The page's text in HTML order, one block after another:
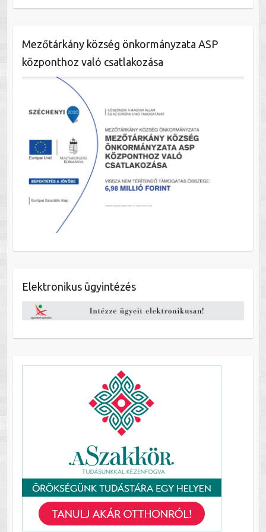
Mezőtárkány község önkormányzata ASP
központhoz való csatlakozása
Elektronikus ügyintézés